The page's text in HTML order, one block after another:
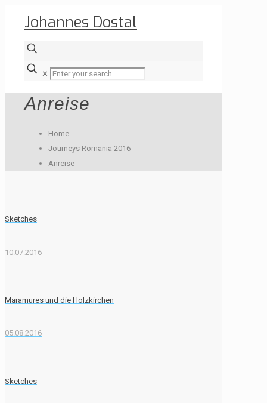
Johannes Dostal
✕
Anreise
Home
Journeys Romania 2016
Anreise
Sketches
10.07.2016
Maramures und die Holzkirchen
05.08.2016
Sketches